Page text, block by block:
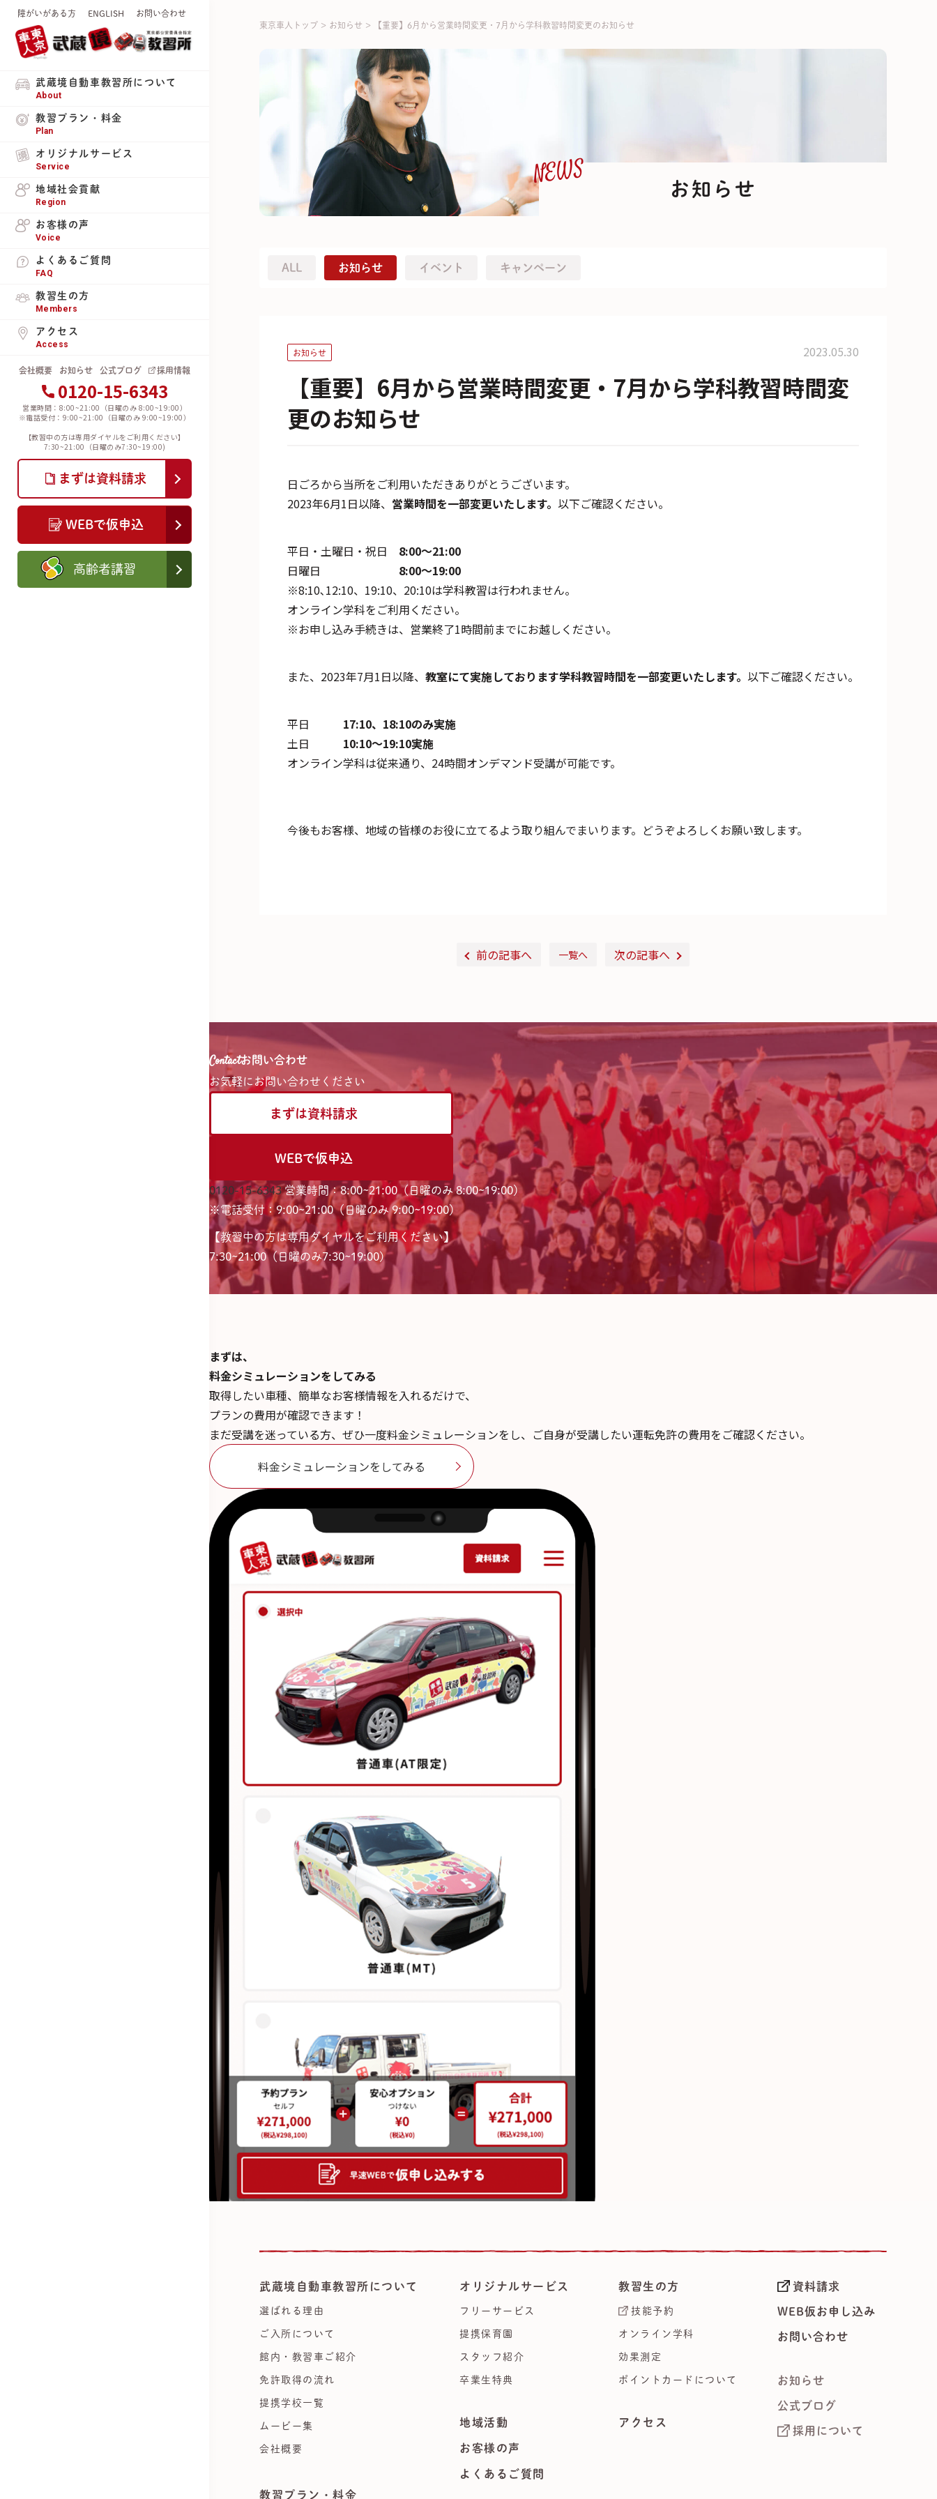
障がいがある方 ENGLISH お問い合わせ
武蔵境自動車教習所について
About
教習プラン・料金
Plan
オリジナルサービス
Service
地域社会貢献
Region
お客様の声
Voice
よくあるご質問
FAQ
教習生の方
Members
アクセス
Access
会社概要 お知らせ 公式ブログ 採用情報
0120-15-6343
営業時間：8:00~21:00（日曜のみ 8:00~19:00）
※電話受付：9:00~21:00（日曜のみ 9:00~19:00）
【教習中の方は専用ダイヤルをご利用ください】
7:30~21:00（日曜のみ7:30~19:00)
まずは資料請求
WEBで仮申込
高齢者講習
東京車人トップ > お知らせ > 【重要】6月から営業時間変更・7月から学科教習時間変更のお知らせ
NEWS お知らせ
ALL お知らせ イベント キャンペーン
お知らせ 2023.05.30
【重要】6月から営業時間変更・7月から学科教習時間変
更のお知らせ
日ごろから当所をご利用いただきありがとうございます。
2023年6月1日以降、 営業時間を一部変更いたします。 以下ご確認ください。
平日・土曜日・祝日 8:00～21:00
日曜日 8:00～19:00
※8:10､12:10、19:10、20:10は学科教習は行われません。
オンライン学科をご利用ください。
※お申し込み手続きは、営業終了1時間前までにお越しください。
また、2023年7月1日以降、 教室にて実施しております学科教習時間を一部変更いたします。 以下ご確認ください。
平日 17:10、18:10のみ実施
土日 10:10〜19:10実施
オンライン学科は従来通り、24時間オンデマンド受講が可能です。
今後もお客様、地域の皆様のお役に立てるよう取り組んでまいります。どうぞよろしくお願い致します。
前の記事へ 一覧へ 次の記事へ
Contactお問い合わせ
お気軽に お問い合わせください
まずは資料請求
WEBで仮申込
0120-15-6343 営業時間：8:00~21:00（日曜のみ 8:00~19:00）
※電話受付：9:00~21:00（日曜のみ 9:00~19:00）
【教習中の方は専用ダイヤルをご利用ください】
7:30~21:00（日曜のみ7:30~19:00)
まずは、
料金シミュレーションをしてみる
取得したい車種、簡単なお客様情報を入れるだけで、
プランの費用が確認できます！
まだ受講を迷っている方、ぜひ一度料金シミュレーションをし、ご自身が受講したい運転免許の費用をご確認ください。
料金シミュレーションをしてみる
武蔵境自動車教習所について
選ばれる理由
ご入所について
館内・教習車ご紹介
免許取得の流れ
提携学校一覧
ムービー集
会社概要
教習プラン・料金
オリジナルサービス
フリーサービス
提携保育園
スタッフ紹介
卒業生特典
地域活動
お客様の声
よくあるご質問
教習生の方
技能予約
オンライン学科
効果測定
ポイントカードについて
アクセス
資料請求
WEB仮お申し込み
お問い合わせ
お知らせ
公式ブログ
採用について